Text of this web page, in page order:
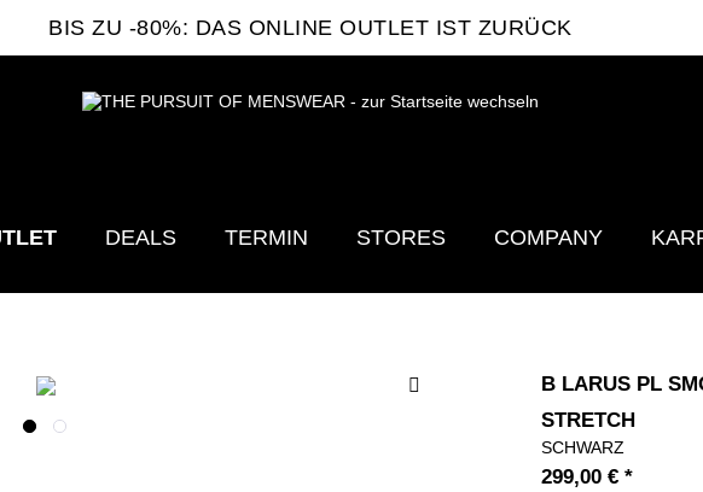
BIS ZU -80%: DAS ONLINE OUTLET IST ZURÜCK
DEALS TERMIN STORES COMPANY
B LARUS PL
STRETCH
SCHWARZ
299,00 € *